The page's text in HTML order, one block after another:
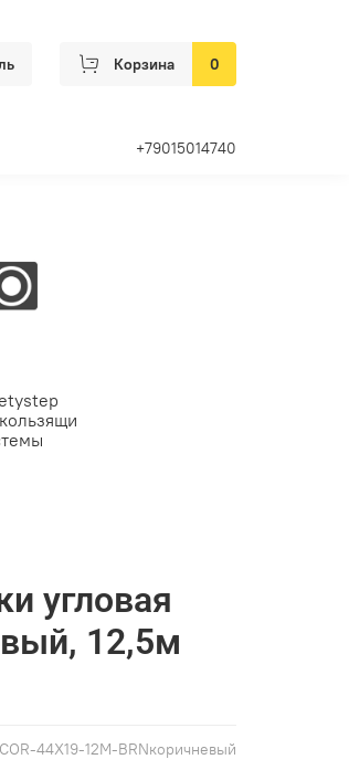
Корзина 0
+79015014740
44X19-12М-BRNкоричневый
угловая
12,5м